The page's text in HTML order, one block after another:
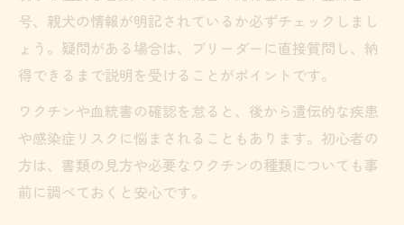
号、親犬の情報が明記されているか必ずチェックしまし
ょう。疑問がある場合は、ブリーダーに直接質問し、納
得できるまで説明を受けることがポイントです。
ワクチンや血統書の確認を怠ると、後から遺伝的な疾患
や感染症リスクに悩まされることもあります。初心者の
方は、書類の見方や必要なワクチンの種類についても事
前に調べておくと安心です。